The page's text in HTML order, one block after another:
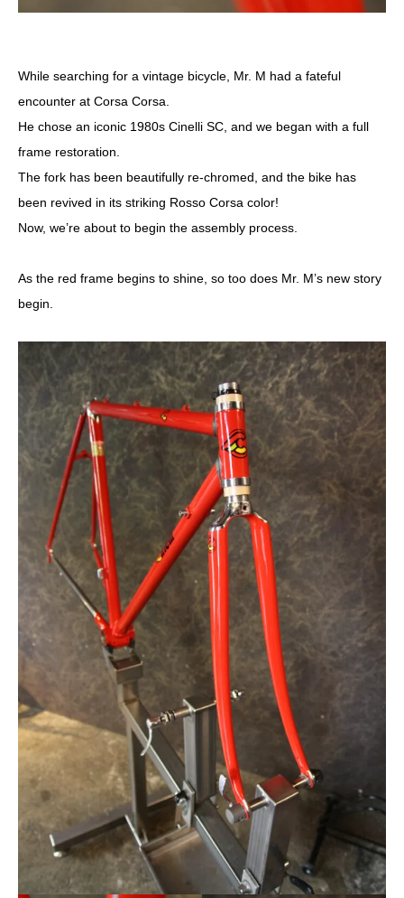
While searching for a vintage bicycle, Mr. M had a fateful
encounter at Corsa Corsa.
He chose an iconic 1980s Cinelli SC, and we began with a full
frame restoration.
The fork has been beautifully re-chromed, and the bike has
been revived in its striking Rosso Corsa color!
Now, we’re about to begin the assembly process.
As the red frame begins to shine, so too does Mr. M’s new story
begin.